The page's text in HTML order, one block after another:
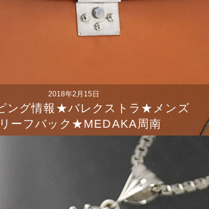
2018年2月15日
ング情報★バレクストラ★メンズ
ーフバック★MEDAKA周南